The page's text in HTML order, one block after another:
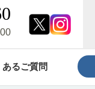
るご質問